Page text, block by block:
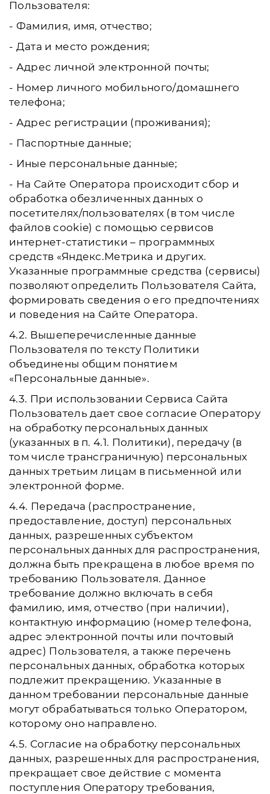
Пользователя:
- Фамилия, имя, отчество;
- Дата и место рождения;
- Адрес личной электронной почты;
- Номер личного мобильного/домашнего
телефона;
- Адрес регистрации (проживания);
- Паспортные данные;
- Иные персональные данные;
- На Сайте Оператора происходит сбор и
обработка обезличенных данных о
посетителях/пользователях (в том числе
файлов cookie) с помощью сервисов
интернет-статистики – программных
средств «Яндекс.Метрика и других.
Указанные программные средства (сервисы)
позволяют определить Пользователя Сайта,
формировать сведения о его предпочтениях
и поведения на Сайте Оператора.
4.2. Вышеперечисленные данные
Пользователя по тексту Политики
объединены общим понятием
«Персональные данные».
4.3. При использовании Сервиса Сайта
Пользователь дает свое согласие Оператору
на обработку персональных данных
(указанных в п. 4.1. Политики), передачу (в
том числе трансграничную) персональных
данных третьим лицам в письменной или
электронной форме.
4.4. Передача (распространение,
предоставление, доступ) персональных
данных, разрешенных субъектом
персональных данных для распространения,
должна быть прекращена в любое время по
требованию Пользователя. Данное
требование должно включать в себя
фамилию, имя, отчество (при наличии),
контактную информацию (номер телефона,
адрес электронной почты или почтовый
адрес) Пользователя, а также перечень
персональных данных, обработка которых
подлежит прекращению. Указанные в
данном требовании персональные данные
могут обрабатываться только Оператором,
которому оно направлено.
4.5. Согласие на обработку персональных
данных, разрешенных для распространения,
прекращает свое действие с момента
поступления Оператору требования,